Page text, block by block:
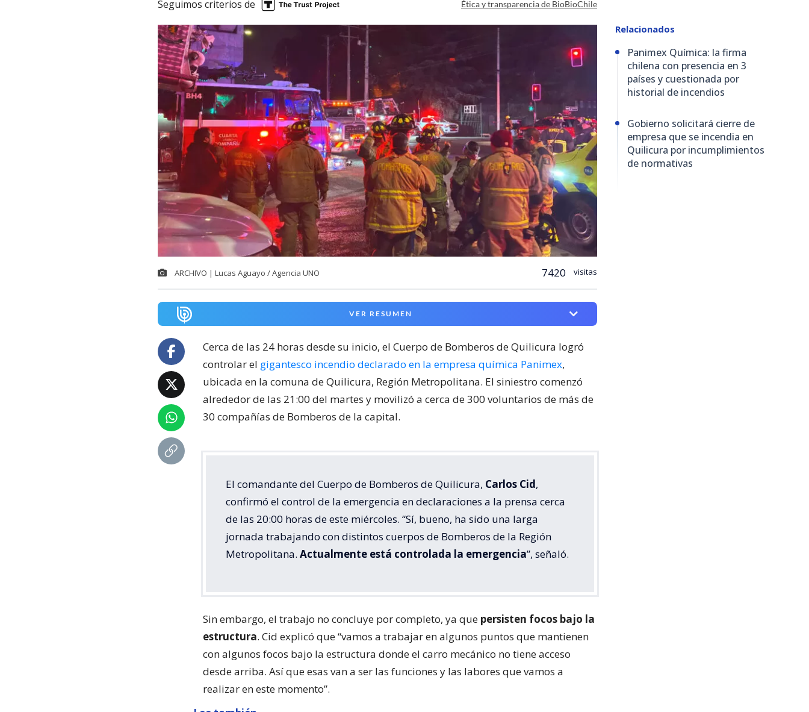
Seguimos criterios de Ética y transparencia de BioBioChile
ARCHIVO | Lucas Aguayo / Agencia UNO 7420 visitas
VER RESUMEN
Cerca de las 24 horas desde su inicio, el Cuerpo de Bomberos de Quilicura logró
controlar el gigantesco incendio declarado en la empresa química Panimex,
ubicada en la comuna de Quilicura, Región Metropolitana. El siniestro comenzó
alrededor de las 21:00 del martes y movilizó a cerca de 300 voluntarios de más de
30 compañías de Bomberos de la capital.
El comandante del Cuerpo de Bomberos de Quilicura, Carlos Cid,
confirmó el control de la emergencia en declaraciones a la prensa cerca
de las 20:00 horas de este miércoles. “Sí, bueno, ha sido una larga
jornada trabajando con distintos cuerpos de Bomberos de la Región
Metropolitana. Actualmente está controlada la emergencia”, señaló.
Sin embargo, el trabajo no concluye por completo, ya que persisten focos bajo la
estructura. Cid explicó que “vamos a trabajar en algunos puntos que mantienen
con algunos focos bajo la estructura donde el carro mecánico no tiene acceso
desde arriba. Así que esas van a ser las funciones y las labores que vamos a
realizar en este momento”.
Relacionados
Panimex Química: la firma
chilena con presencia en 3
países y cuestionada por
historial de incendios
Gobierno solicitará cierre de
empresa que se incendia en
Quilicura por incumplimientos
de normativas